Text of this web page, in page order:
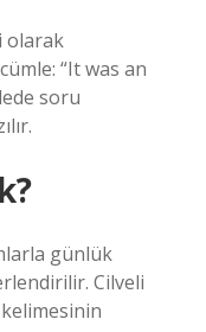
olarak
“It was an
soru
günlük
Cilveli